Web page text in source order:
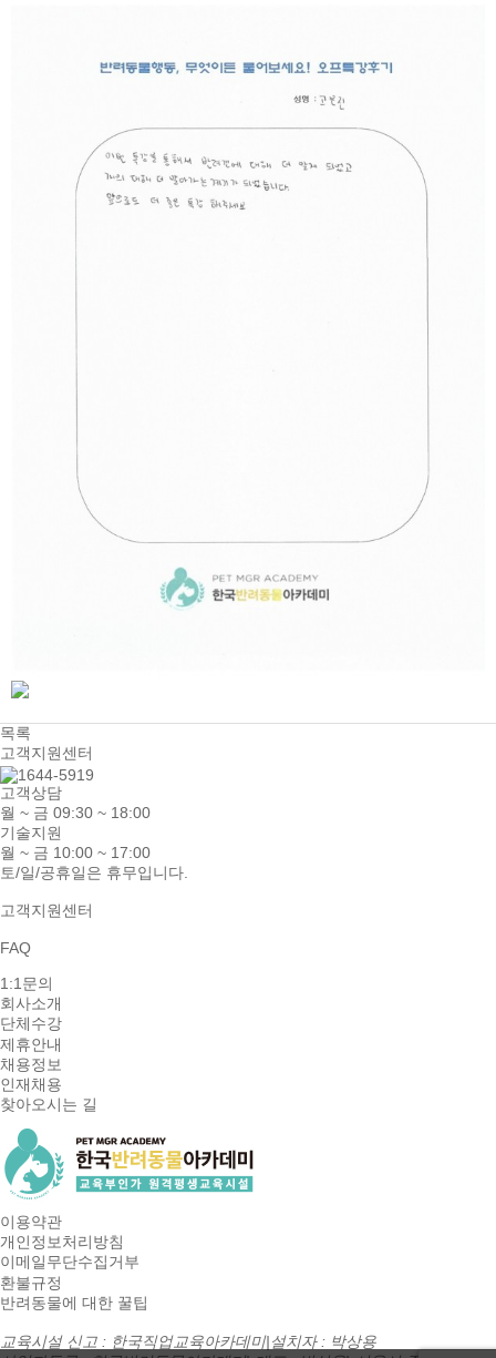
목록
고객지원센터
고객상담
월 ~ 금 09:30 ~ 18:00
기술지원
월 ~ 금 10:00 ~ 17:00
토/일/공휴일은 휴무입니다.
고객지원센터
FAQ
1:1문의
회사소개
단체수강
제휴안내
채용정보
인재채용
찾아오시는 길
이용약관
개인정보처리방침
이메일무단수집거부
환불규정
반려동물에 대한 꿀팁
교육시설 신고 : 한국직업교육아카데미|설치자 : 박상용